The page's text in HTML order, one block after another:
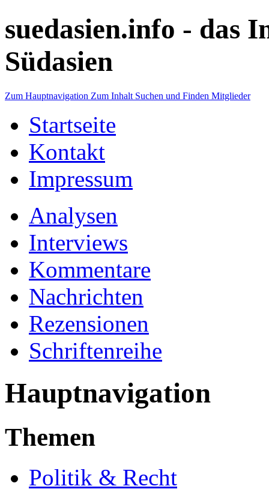
suedasien.info - das
Südasien
Zum Hauptnavigation Zum Inhalt Suchen und Finden Mitglieder
Startseite
Kontakt
Impressum
Analysen
Interviews
Kommentare
Nachrichten
Rezensionen
Schriftenreihe
Hauptnavigation
Themen
Politik & Recht